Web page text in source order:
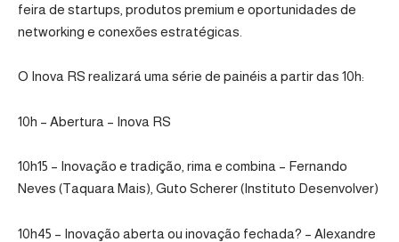
feira de startups, produtos premium e oportunidades de
networking e conexões estratégicas.
O Inova RS realizará uma série de painéis a partir das 10h:
10h – Abertura – Inova RS
10h15 – Inovação e tradição, rima e combina – Fernando
Neves (Taquara Mais), Guto Scherer (Instituto Desenvolver)
10h45 – Inovação aberta ou inovação fechada? – Alexandre